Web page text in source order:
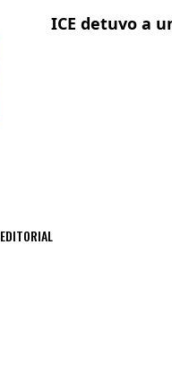
ICE detuvo a un
EDITORIAL